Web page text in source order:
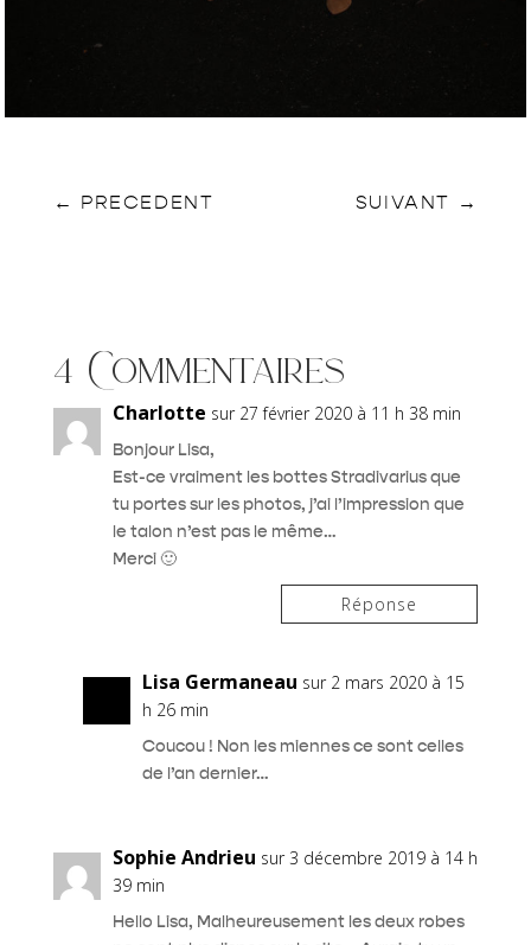
← PRECEDENT SUIVANT →
4 Commentaires
Charlotte sur 27 février 2020 à 11 h 38 min
Bonjour Lisa,
Est-ce vraiment les bottes Stradivarius que
tu portes sur les photos, j’ai l’impression que
le talon n’est pas le même…
Merci 🙂
Réponse
Lisa Germaneau sur 2 mars 2020 à 15
h 26 min
Coucou ! Non les miennes ce sont celles
de l’an dernier…
Sophie Andrieu sur 3 décembre 2019 à 14 h
39 min
Hello Lisa, Malheureusement les deux robes